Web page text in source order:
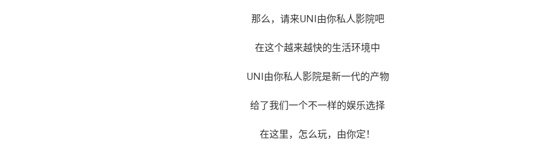
那么，请来UNI由你私人影院吧
在这个越来越快的生活环境中
UNI由你私人影院是新一代的产物
给了我们一个不一样的娱乐选择
在这里，怎么玩，由你定！